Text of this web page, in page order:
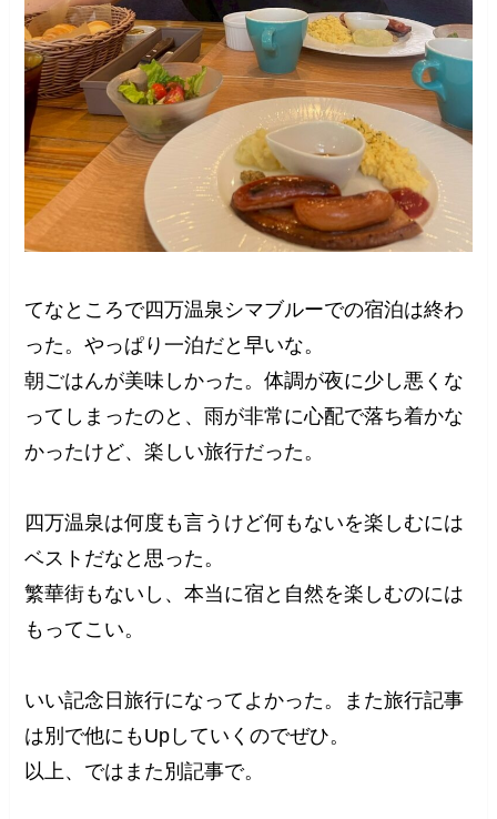
てなところで四万温泉シマブルーでの宿泊は終わ
った。やっぱり一泊だと早いな。
朝ごはんが美味しかった。体調が夜に少し悪くな
ってしまったのと、雨が非常に心配で落ち着かな
かったけど、楽しい旅行だった。
四万温泉は何度も言うけど何もないを楽しむには
ベストだなと思った。
繁華街もないし、本当に宿と自然を楽しむのには
もってこい。
いい記念日旅行になってよかった。また旅行記事
は別で他にもUpしていくのでぜひ。
以上、ではまた別記事で。